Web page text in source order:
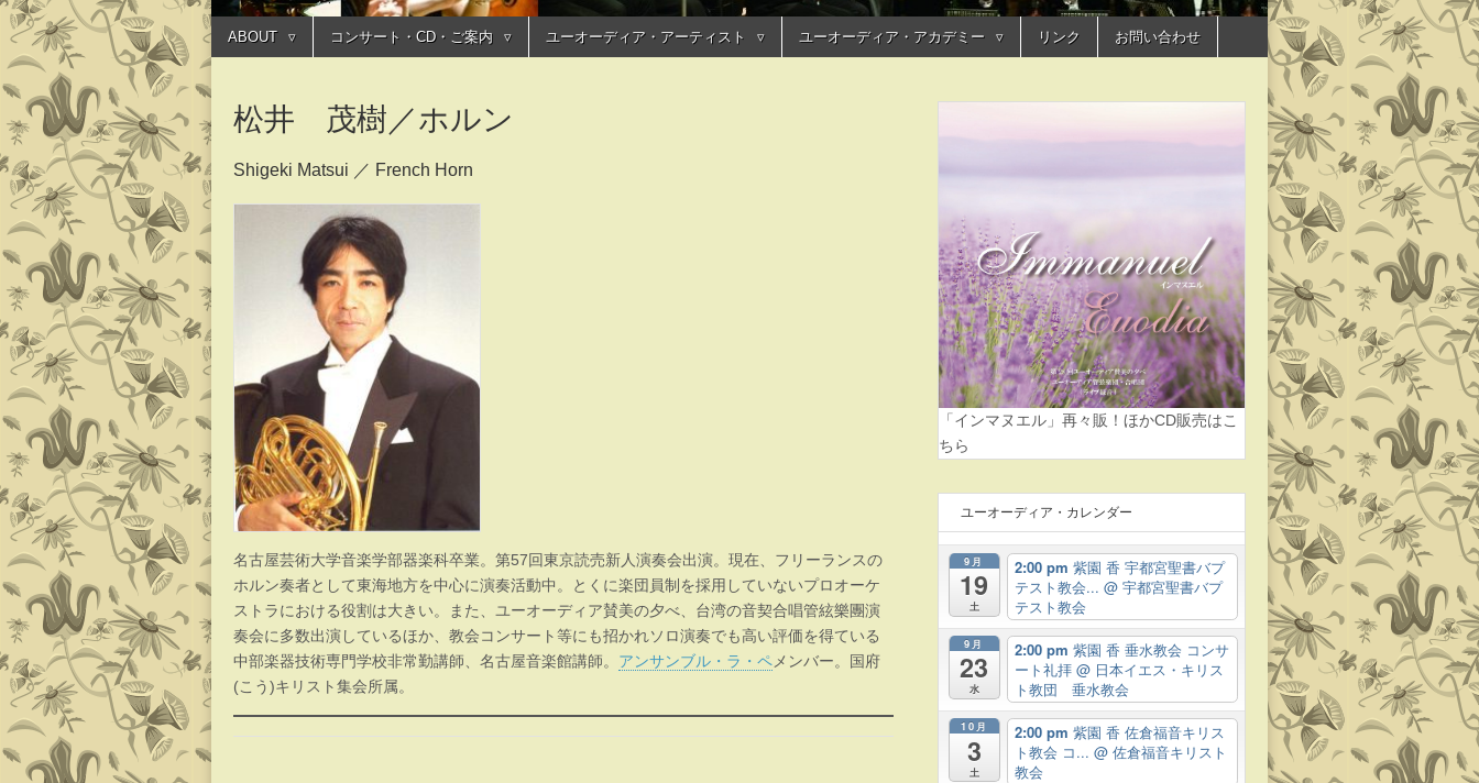
Skip
ABOUT コンサート・CD・ご案内 ユーオーディア・アーティスト ユーオーディア・アカデミー リンク お問い合わせ
松井 茂樹／ホルン
Shigeki Matsui ／ French Horn
名古屋芸術大学音楽学部器楽科卒業。第57回東京読売新人演奏会出演。現在、フリーランスの
ホルン奏者として東海地方を中心に演奏活動中。とくに楽団員制を採用していないプロオーケ
ストラにおける役割は大きい。また、ユーオーディア賛美の夕べ、台湾の音契合唱管絃樂團演
奏会に多数出演しているほか、教会コンサート等にも招かれソロ演奏でも高い評価を得ている
中部楽器技術専門学校非常勤講師、名古屋音楽館講師。 アンサンブル・ラ・ペ メンバー。国府
(こう)キリスト集会所属。
「インマヌエル」再々販！ほかCD販売はこ
ちら
ユーオーディア・カレンダー
9月
19
土
2:00 pm 紫園 香 宇都宮聖書バプ
テスト教会... @ 宇都宮聖書バプ
テスト教会
9月
23
水
2:00 pm 紫園 香 垂水教会 コンサ
ート礼拝 @ 日本イエス・キリス
ト教団 垂水教会
10月
3
土
2:00 pm 紫園 香 佐倉福音キリス
ト教会 コ... @ 佐倉福音キリスト
教会